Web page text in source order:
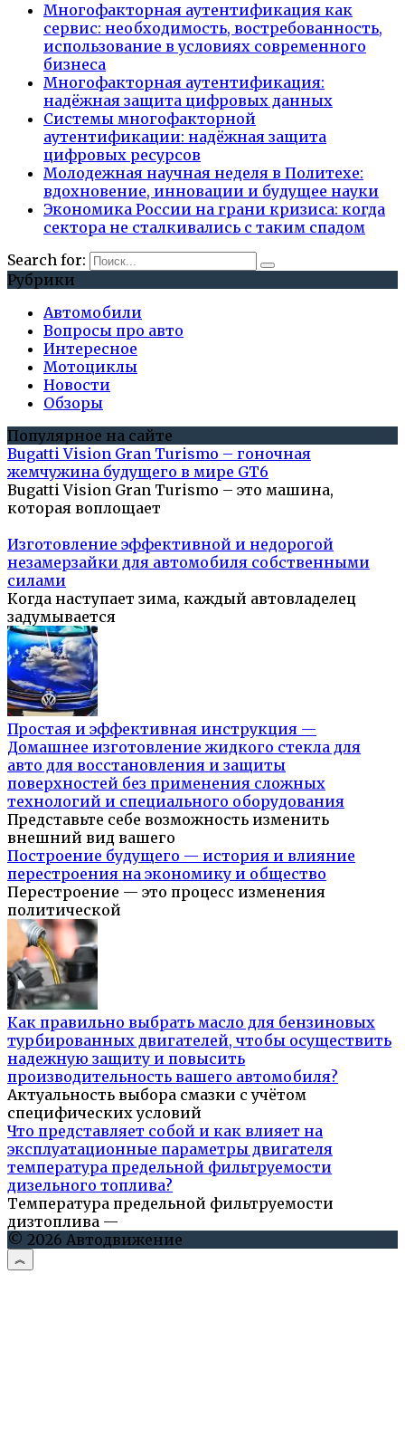
Многофакторная аутентификация как
сервис: необходимость, востребованность,
использование в условиях современного
бизнеса
Многофакторная аутентификация:
надёжная защита цифровых данных
Системы многофакторной
аутентификации: надёжная защита
цифровых ресурсов
Молодежная научная неделя в Политехе:
вдохновение, инновации и будущее науки
Экономика России на грани кризиса: когда
сектора не сталкивались с таким спадом
Search for:
Рубрики
Автомобили
Вопросы про авто
Интересное
Мотоциклы
Новости
Обзоры
Популярное на сайте
Bugatti Vision Gran Turismo – гоночная
жемчужина будущего в мире GT6
Bugatti Vision Gran Turismo – это машина,
которая воплощает
Изготовление эффективной и недорогой
незамерзайки для автомобиля собственными
силами
Когда наступает зима, каждый автовладелец
задумывается
Простая и эффективная инструкция —
Домашнее изготовление жидкого стекла для
авто для восстановления и защиты
поверхностей без применения сложных
технологий и специального оборудования
Представьте себе возможность изменить
внешний вид вашего
Построение будущего — история и влияние
перестроения на экономику и общество
Перестроение — это процесс изменения
политической
Как правильно выбрать масло для бензиновых
турбированных двигателей, чтобы осуществить
надежную защиту и повысить
производительность вашего автомобиля?
Актуальность выбора смазки с учётом
специфических условий
Что представляет собой и как влияет на
эксплуатационные параметры двигателя
температура предельной фильтруемости
дизельного топлива?
Температура предельной фильтруемости
дизтоплива —
© 2026 Автодвижение